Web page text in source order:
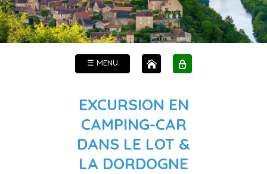
☰ MENU
EXCURSION EN
CAMPING-CAR
DANS LE LOT &
LA DORDOGNE